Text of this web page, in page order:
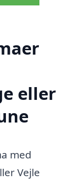
eller
med
Vejle